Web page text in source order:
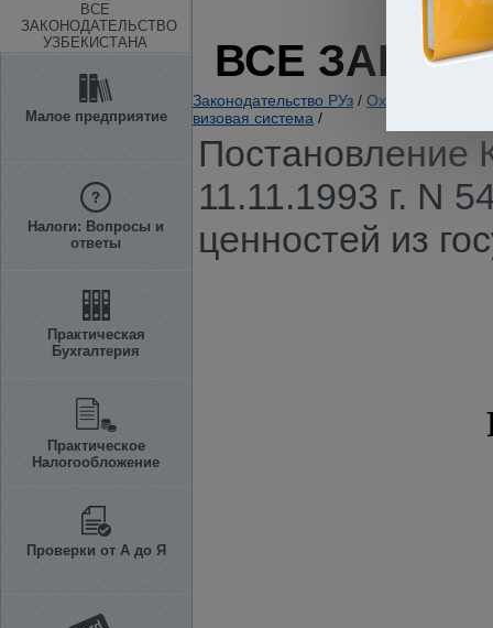
ВСЕ
ЗАКОНОДАТЕЛЬСТВО
УЗБЕКИСТАНА
Малое предприятие
Налоги: Вопросы и
ответы
Практическая
Бухгалтерия
Практическое
Налогообложение
Проверки от А до Я
ВСЕ
Законодательство РУз / Охрана
визовая система /
Постановление
11.11.1993 г. N
ценностей из